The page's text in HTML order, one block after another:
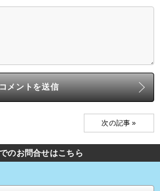
次の記事 »
のお問合せはこちら